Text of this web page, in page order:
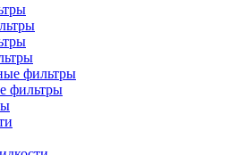
фильтры
фильтры